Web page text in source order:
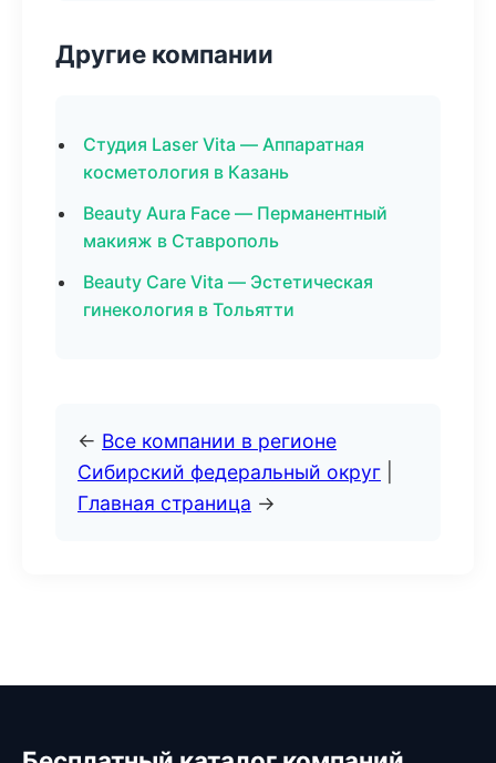
Другие компании
Студия Laser Vita — Аппаратная
косметология в Казань
Beauty Aura Face — Перманентный
макияж в Ставрополь
Beauty Care Vita — Эстетическая
гинекология в Тольятти
← Все компании в регионе
Сибирский федеральный округ
Главная страница →